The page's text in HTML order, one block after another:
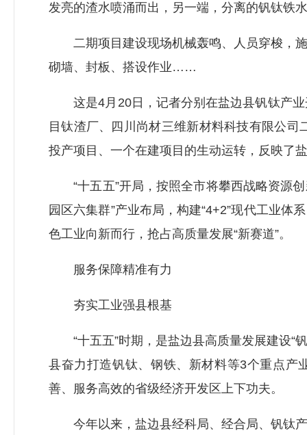
发亮的渣水喷涌而出，另一端，分离的钒钛
二期项目建设现场机械轰鸣、人员穿梭，施
砌墙、封板、搭设作业……
这是4月20日，记者分别在盐边县钒钛产业
目钛渣厂、四川尚材三维新材料科技有限公
投产项目、一个在建项目的生动运转，反映了
“十五五”开局，按照全市将攀西战略资源创
园区六集群”产业布局，构建“4+2”现代工业
色工业向新而行，抢占高质量发展“新赛道”。
服务保障精准有力
夯实工业强县根基
“十五五”时期，是盐边县高质量发展建设“钒
县奋力打造钒钛、钢铁、新材料等3个重点产
善、服务高效的省级经济开发区上下功夫。
今年以来，盐边县经科局、经合局、钒钛产